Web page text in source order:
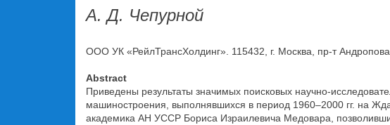
А. Д. Чепурной
ООО УК «РейлТрансХолдинг». 115432, г. Москва, пр-т
Abstract
Приведены результаты значимых поисковых научно-
машиностроения, выполнявшихся в период 1960–2000 гг. на
академика АН УССР Бориса Израилевича Медовара,